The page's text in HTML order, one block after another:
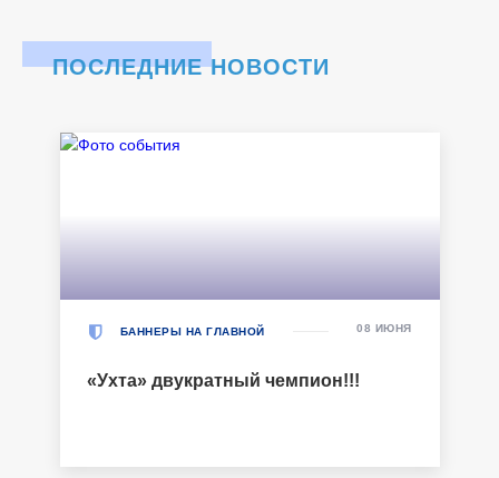
ПОСЛЕДНИЕ НОВОСТИ
БАННЕРЫ НА ГЛАВНОЙ
«Ухта» двукратный чемпион!!!
08 ИЮНЯ